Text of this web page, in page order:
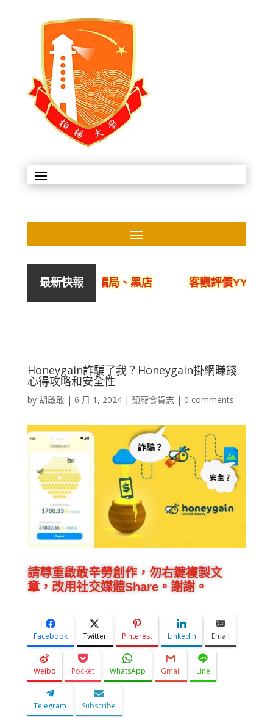
最新快報
、呃人、騙局、黑店 客觀評價YYLam林溢欣
Honeygain詐騙了我？Honeygain掛網賺錢
心得攻略和安全性
by 胡啟敢| 6 月 1, 2024| 頹廢食貨志| 0 comments
請尊重啟敢辛勞創作，勿右鍵複製文
章，改用社交媒體Share。謝謝。
Facebook Twitter Pinterest LinkedIn Email
Weibo Pocket WhatsApp Gmail Line
Telegram Subscribe